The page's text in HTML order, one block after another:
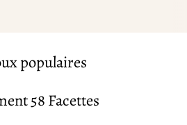
populaires
58 Facettes